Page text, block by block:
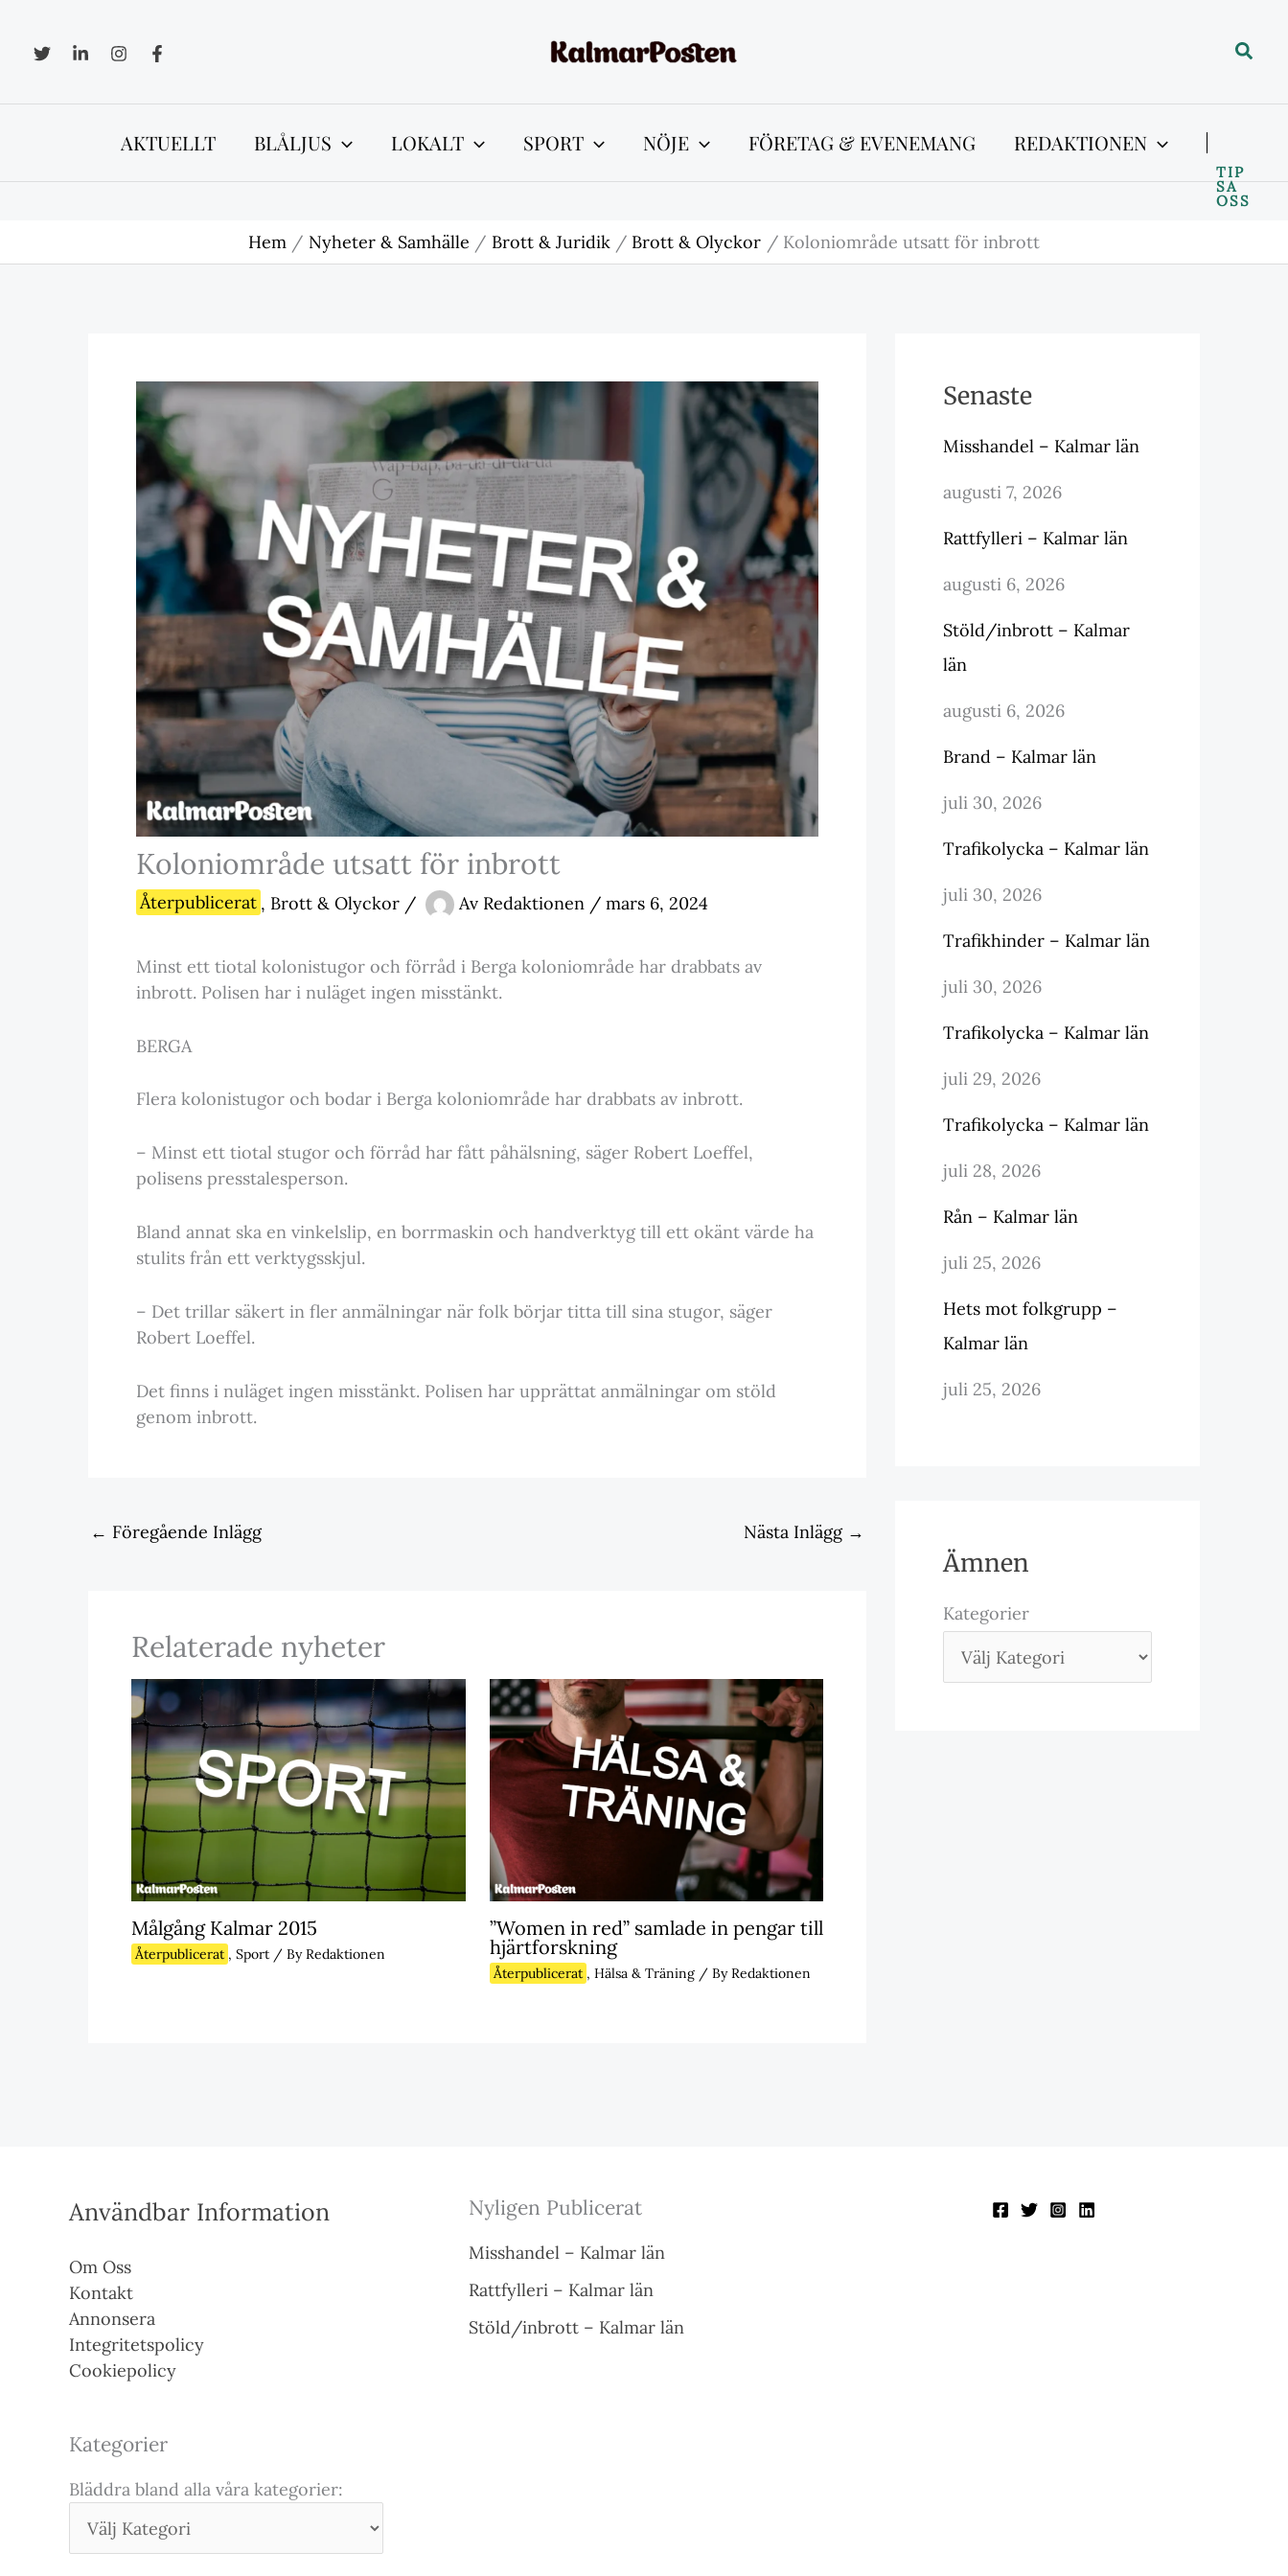
innehåll
Sök
AKTUELLT BLÅLJUS LOKALT SPORT NÖJE FÖRETAG & EVENEMANG REDAKTIONEN
TIP
SA
OSS
Hem Nyheter & Samhälle Brott & Juridik Brott & Olyckor Koloniområde utsatt för inbrott
Koloniområde utsatt för inbrott
Återpublicerat , Brott & Olyckor / Av Redaktionen / mars 6, 2024
Minst ett tiotal kolonistugor och förråd i Berga koloniområde har drabbats av
inbrott. Polisen har i nuläget ingen misstänkt.
BERGA
Flera kolonistugor och bodar i Berga koloniområde har drabbats av inbrott.
– Minst ett tiotal stugor och förråd har fått påhälsning, säger Robert Loeffel,
polisens presstalesperson.
Bland annat ska en vinkelslip, en borrmaskin och handverktyg till ett okänt värde ha
stulits från ett verktygsskjul.
– Det trillar säkert in fler anmälningar när folk börjar titta till sina stugor, säger
Robert Loeffel.
Det finns i nuläget ingen misstänkt. Polisen har upprättat anmälningar om stöld
genom inbrott.
← Föregående Inlägg Nästa Inlägg →
Relaterade nyheter
Målgång Kalmar 2015
Återpublicerat , Sport / ByRedaktionen
”Women in red” samlade in pengar till
hjärtforskning
Återpublicerat , Hälsa & Träning/ ByRedaktionen
Senaste
Misshandel – Kalmar län
augusti 7, 2026
Rattfylleri – Kalmar län
augusti 6, 2026
Stöld/inbrott – Kalmar
län
augusti 6, 2026
Brand – Kalmar län
juli 30, 2026
Trafikolycka – Kalmar län
juli 30, 2026
Trafikhinder – Kalmar län
juli 30, 2026
Trafikolycka – Kalmar län
juli 29, 2026
Trafikolycka – Kalmar län
juli 28, 2026
Rån – Kalmar län
juli 25, 2026
Hets mot folkgrupp –
Kalmar län
juli 25, 2026
Ämnen
Kategorier
Användbar Information
Om Oss
Kontakt
Annonsera
Integritetspolicy
Cookiepolicy
Kategorier
Bläddra bland alla våra kategorier:
Nyligen Publicerat
Misshandel – Kalmar län
Rattfylleri – Kalmar län
Stöld/inbrott – Kalmar län